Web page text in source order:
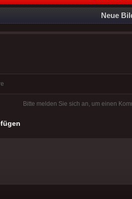
Neue
Bitte melden Sie sich an, um einen